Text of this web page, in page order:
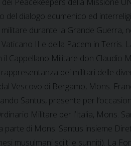
del dialogo ecumenico ed
durante la Grande Guerra,
Vaticano II e della Pacem in
il Cappellano Militare don Claudio
dei militari delle
Vescovo di Bergamo, Mons.
Santus, presente per
Militare per l’Italia, Mons.
parte di Mons. Santus insieme
musulmani sciiti e sunniti). La